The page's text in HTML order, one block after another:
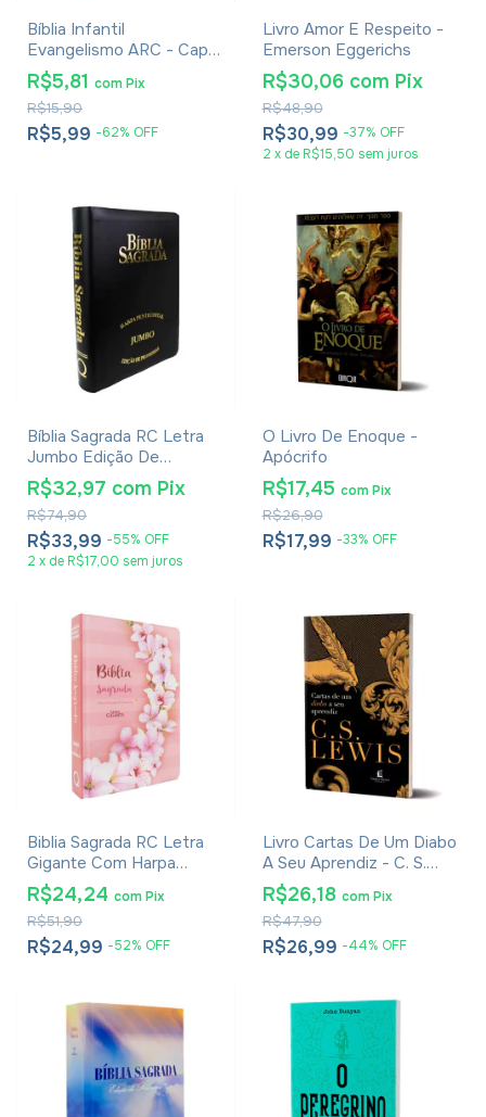
Bíblia Infantil
Evangelismo ARC - Capa
Leão de Judá
R$5,99 -62% OFF
R$15,90
R$5,81 comPix
Livro Amor E Respeito -
Emerson Eggerichs
R$30,99 -37% OFF
R$48,90
R$30,06 com Pix
2 x de R$15,50 sem juros
Bíblia Sagrada RC Letra
Jumbo Edição De
Promessas Capa Zíper
Preta
R$33,99 -55% OFF
R$74,90
R$32,97 com Pix
2 x de R$17,00 sem juros
O Livro De Enoque -
Apócrifo
R$17,99 -33% OFF
R$26,90
R$17,45 com Pix
Biblia Sagrada RC Letra
Gigante Com Harpa
Avivada E Corinhos Capa
Dura Ramos Flores
R$24,99 -52% OFF
R$51,90
R$24,24 comPix
Livro Cartas De Um Diabo
A Seu Aprendiz - C. S.
Lewis - Brochura
R$26,99 -44% OFF
R$47,90
R$26,18 com Pix